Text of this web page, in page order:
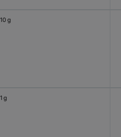
10 g
1 g